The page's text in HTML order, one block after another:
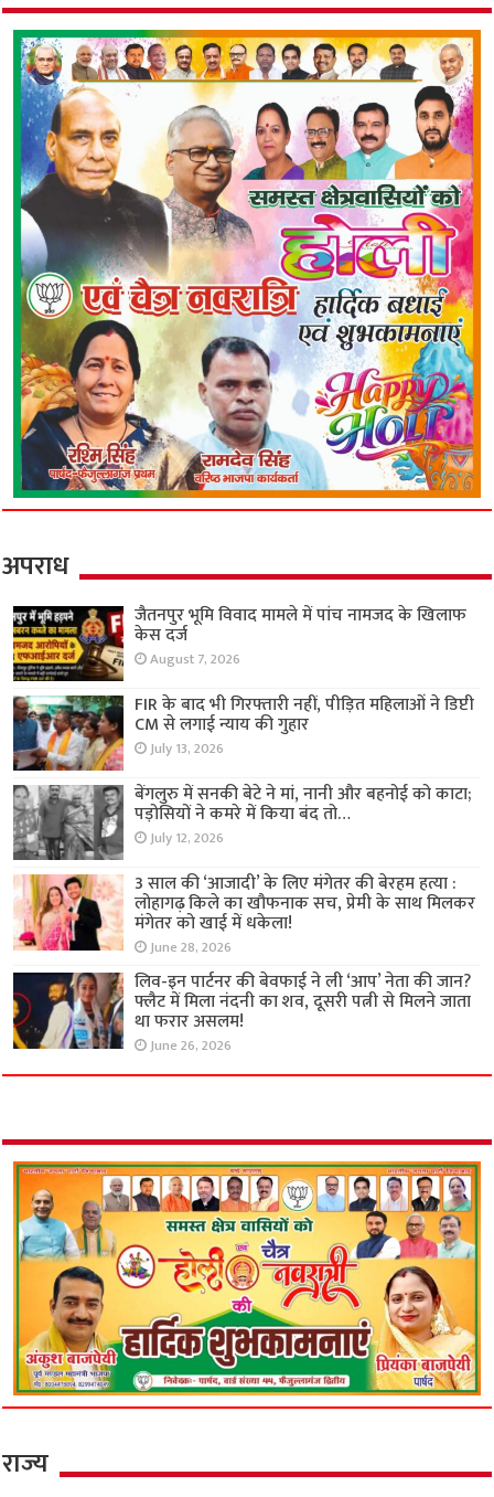
अपराध
जैतनपुर भूमि विवाद मामले में पांच नामजद के खिलाफ
केस दर्ज
August 7, 2026
FIR के बाद भी गिरफ्तारी नहीं, पीड़ित महिलाओं ने डिप्टी
CM से लगाई न्याय की गुहार
July 13, 2026
बेंगलुरु में सनकी बेटे ने मां, नानी और बहनोई को काटा;
पड़ोसियों ने कमरे में किया बंद तो…
July 12, 2026
3 साल की ‘आजादी’ के लिए मंगेतर की बेरहम हत्या :
लोहागढ़ किले का खौफनाक सच, प्रेमी के साथ मिलकर
मंगेतर को खाई में धकेला!
June 28, 2026
लिव-इन पार्टनर की बेवफाई ने ली ‘आप’ नेता की जान?
फ्लैट में मिला नंदनी का शव, दूसरी पत्नी से मिलने जाता
था फरार असलम!
June 26, 2026
राज्य